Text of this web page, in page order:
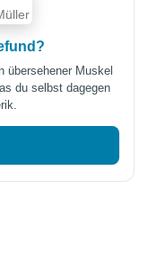
Muskel
du selbst dagegen